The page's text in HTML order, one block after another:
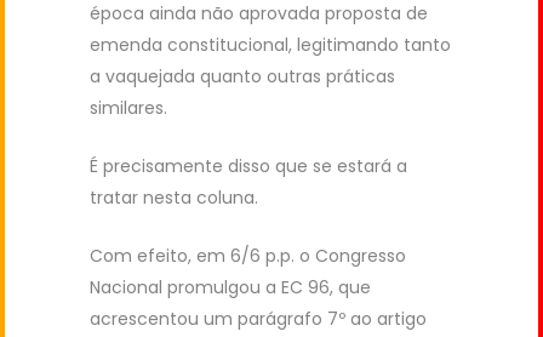
época ainda não aprovada proposta de
emenda constitucional, legitimando tanto
a vaquejada quanto outras práticas
similares.
É precisamente disso que se estará a
tratar nesta coluna.
Com efeito, em 6/6 p.p. o Congresso
Nacional promulgou a EC 96, que
acrescentou um parágrafo 7º ao artigo